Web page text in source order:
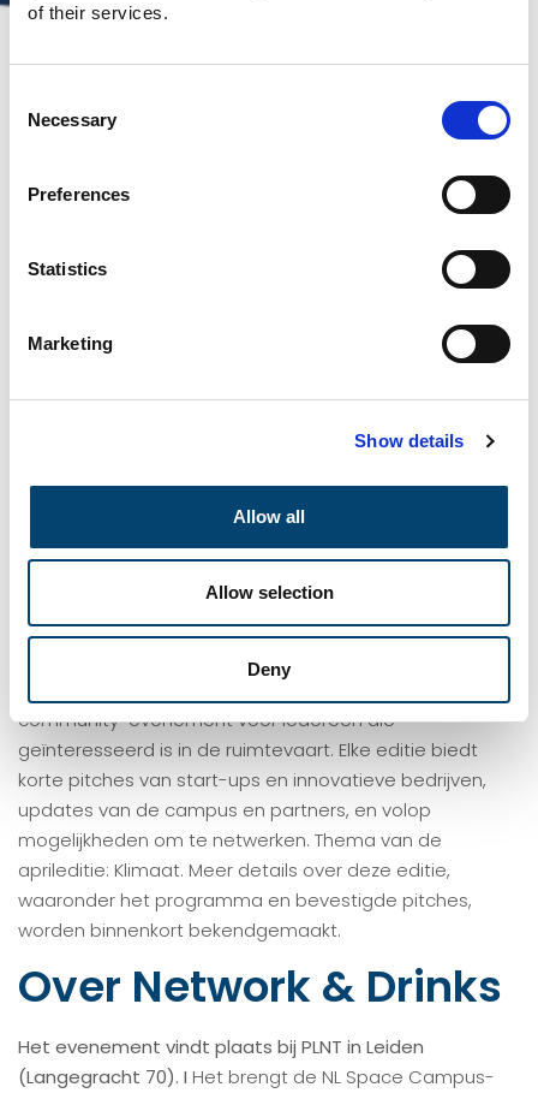
of their services.
Selection
Necessary
Preferences
Statistics
Marketing
Show details
Allow all
Allow selection
Deny
30/04/2026
Elke laatste donderdag van de maand om 17:00 uur CET
community-evenement voor iedereen die
geïnteresseerd is in de ruimtevaart. Elke editie biedt
korte pitches van start-ups en innovatieve bedrijven,
updates van de campus en partners, en volop
mogelijkheden om te netwerken. Thema van de
aprileditie: Klimaat. Meer details over deze editie,
waaronder het programma en bevestigde pitches,
worden binnenkort bekendgemaakt.
Over Network & Drinks
Het evenement vindt plaats bij PLNT in Leiden
(Langegracht 70). I Het brengt de NL Space Campus-